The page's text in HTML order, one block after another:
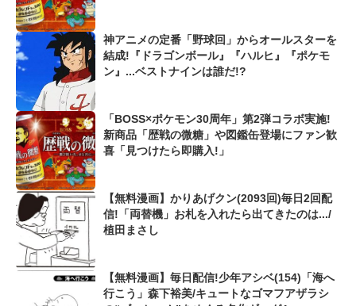
神アニメの定番「野球回」からオールスターを
結成!『ドラゴンボール』『ハルヒ』『ポケモ
ン』...ベストナインは誰だ!?
「BOSS×ポケモン30周年」第2弾コラボ実施!
新商品「歴戦の微糖」や図鑑缶登場にファン歓
喜「見つけたら即購入!」
【無料漫画】かりあげクン(2093回)毎日2回配
信!「両替機」お札を入れたら出てきたのは.../
植田まさし
【無料漫画】毎日配信!少年アシベ(154)「海へ
行こう」森下裕美/キュートなゴマフアザラシ